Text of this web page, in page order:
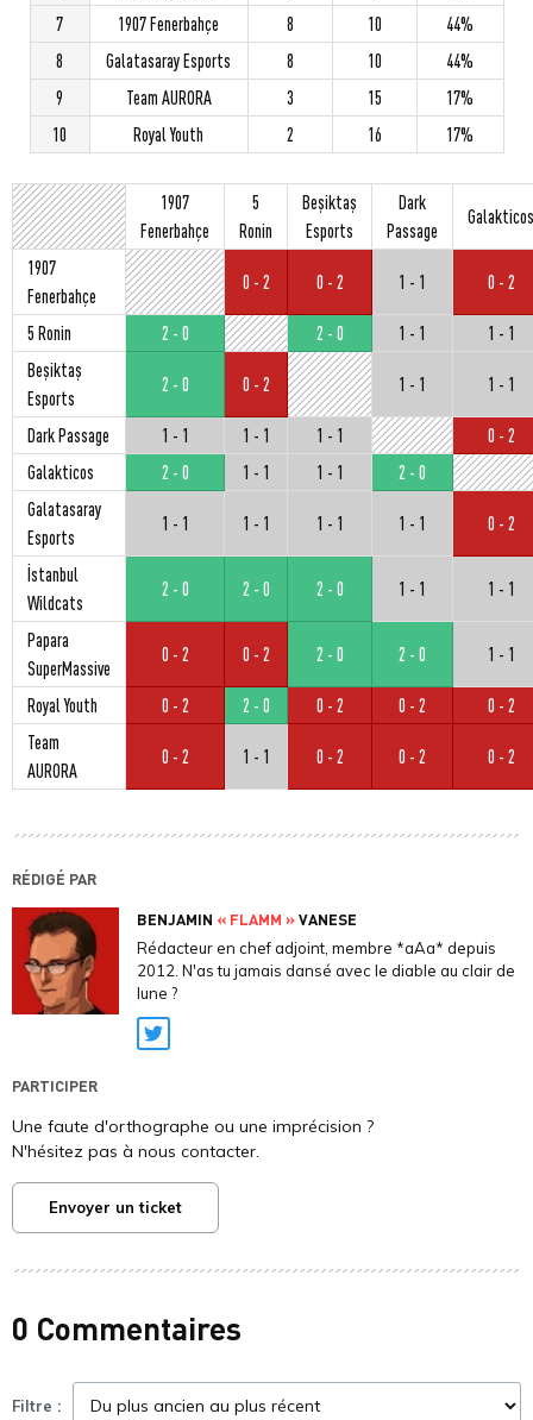
7
1907 Fenerbahçe 8 10
44%
8
Galatasaray Esports 8 10
44%
9
Team AURORA 3 15
17%
10
Royal Youth 2 16 17%
1907
Fenerbahçe
5
Ronin
Beşiktaş
Esports
Dark
Passage
Galakticos
1907
Fenerbahçe
0 - 2 0 - 2 1 - 1 0 - 2
5 Ronin 2 - 0 2 - 0 1 - 1
1 - 1
Beşiktaş
Esports
2 - 0 0 - 2 1 - 1 1 - 1
Dark Passage 1 - 1 1 - 1 1 - 1
0 - 2
Galakticos
2 - 0 1 - 1 1 - 1
2 - 0
Galatasaray
Esports
1 - 1 1 - 1 1 - 1 1 - 1 0 - 2
İstanbul
Wildcats
2 - 0 2 - 0 2 - 0 1 - 1 1 - 1
Papara
SuperMassive
0 - 2 0 - 2 2 - 0 2 - 0 1 - 1
Royal Youth 0 - 2 2 - 0 0 - 2 0 - 2
0 - 2
Team
AURORA
0 - 2 1 - 1 0 - 2 0 - 2 0 - 2
RÉDIGÉ PAR
BENJAMIN « FLAMM »VANESE
Rédacteur en chef adjoint, membre *aAa* depuis
2012. N'as tu jamais dansé avec le diable au clair de
lune ?
Twitter
PARTICIPER
Une faute d'orthographe ou une imprécision ?
N'hésitez pas à nous contacter.
Envoyer un ticket
0 Commentaires
Filtre :